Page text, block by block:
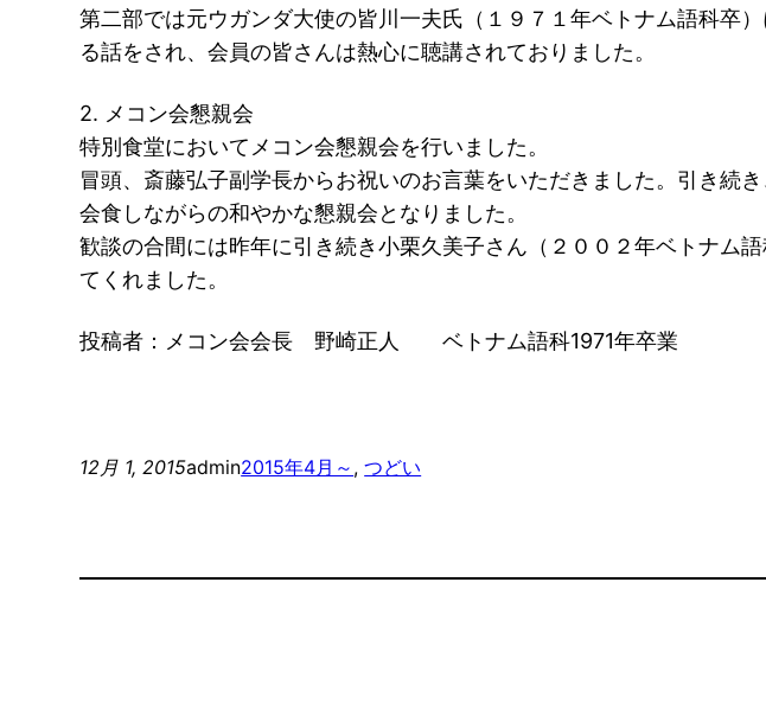
第二部では元ウガンダ大使の皆川一夫氏（１９７１年ベトナム語科卒
る話をされ、会員の皆さんは熱心に聴講されておりました。
2. メコン会懇親会
特別食堂においてメコン会懇親会を行いました。
冒頭、斎藤弘子副学長からお祝いのお言葉をいただきました。引き続
会食しながらの和やかな懇親会となりました。
歓談の合間には昨年に引き続き小栗久美子さん（２００２年ベトナム
てくれました。
投稿者：メコン会会長 野崎正人 ベトナム語科1971年卒業
12月 1, 2015admin2015年4月～ , つどい